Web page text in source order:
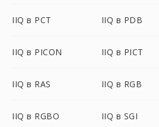
IIQ в PCT IIQ в PDB
IIQ в PICON IIQ в PICT
IIQ в RAS IIQ в RGB
IIQ в RGBO IIQ в SGI